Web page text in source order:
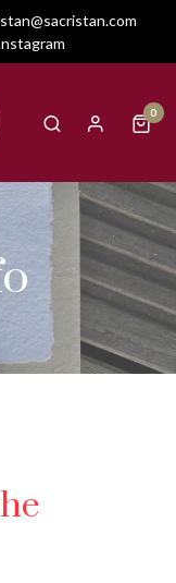
0